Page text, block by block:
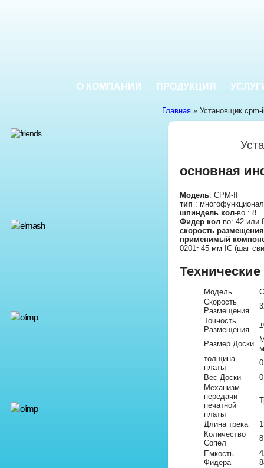
О КОМПАНИИ ПРОДУКЦИЯ
Главная » Установщик cpm-
основная
Модель: CPM-II
тип :
шпиндель кол-во : 8
Фидер кол-во: 42 или
скорость
применимый
0201~45 мм IC (шаг
Модель
Скорость
Размещения
Точность
Размещения
Размер Доски
толщина
платы
Вес Доски
Механизм
передачи
печатной
платы
Длина трека
Количество
Сопел
8
Емкость
Фидера